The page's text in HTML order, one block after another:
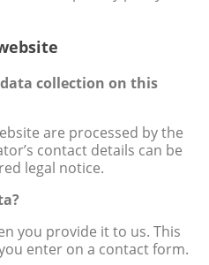
collection on this
are processed by the
contact details can be
legal notice.
you provide it to us. This
enter on a contact form.